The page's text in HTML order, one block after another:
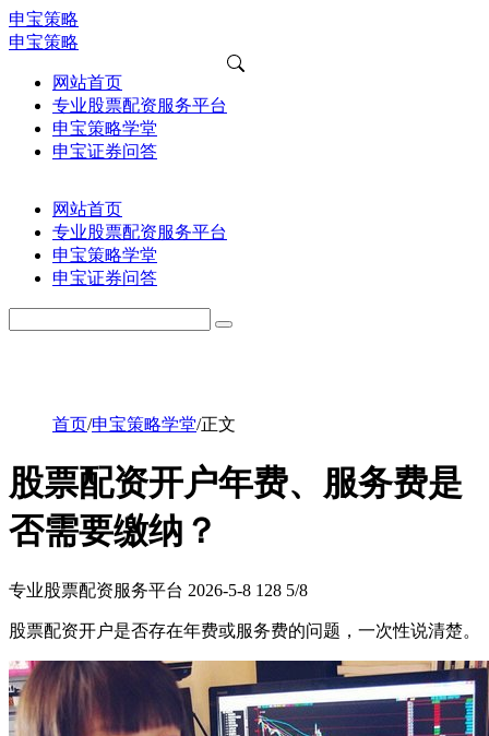
申宝策略
申宝策略
网站首页
专业股票配资服务平台
申宝策略学堂
申宝证券问答
网站首页
专业股票配资服务平台
申宝策略学堂
申宝证券问答
首页/申宝策略学堂/正文
股票配资开户年费、服务费是
否需要缴纳？
专业股票配资服务平台 2026-5-8 128 5/8
股票配资开户是否存在年费或服务费的问题，一次性说清楚。